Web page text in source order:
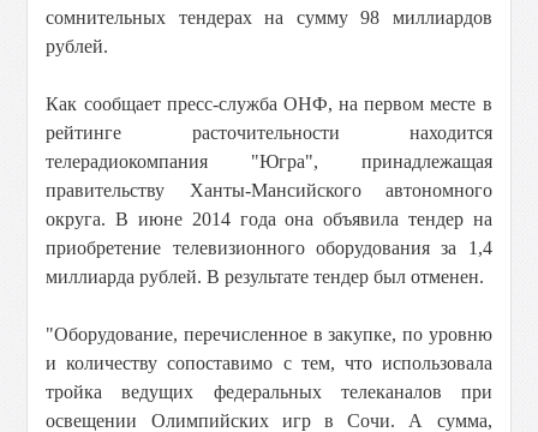
сомнительных тендерах на сумму 98 миллиардов
рублей.
Как сообщает пресс-служба ОНФ, на первом месте в
рейтинге расточительности находится
телерадиокомпания "Югра", принадлежащая
правительству Ханты-Мансийского автономного
округа. В июне 2014 года она объявила тендер на
приобретение телевизионного оборудования за 1,4
миллиарда рублей. В результате тендер был отменен.
"Оборудование, перечисленное в закупке, по уровню
и количеству сопоставимо с тем, что использовала
тройка ведущих федеральных телеканалов при
освещении Олимпийских игр в Сочи. А сумма,